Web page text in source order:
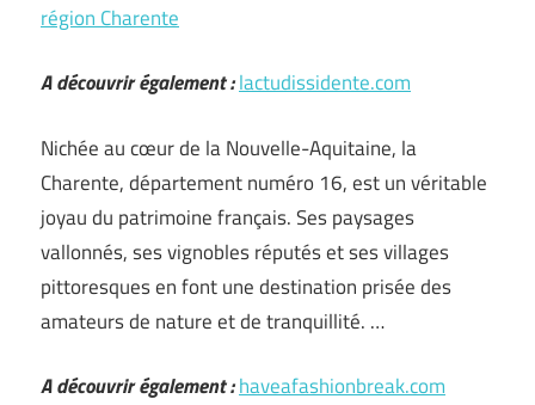
région Charente
A découvrir également :lactudissidente.com
Nichée au cœur de la Nouvelle-Aquitaine, la
Charente, département numéro 16, est un véritable
joyau du patrimoine français. Ses paysages
vallonnés, ses vignobles réputés et ses villages
pittoresques en font une destination prisée des
amateurs de nature et de tranquillité. …
A découvrir également :haveafashionbreak.com